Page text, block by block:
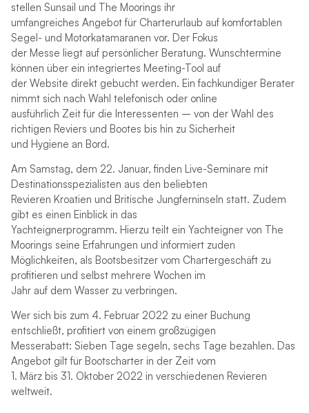
stellen Sunsail und The Moorings ihr
umfangreiches Angebot für Charterurlaub auf komfortablen
Segel- und Motorkatamaranen vor. Der Fokus
der Messe liegt auf persönlicher Beratung. Wunschtermine
können über ein integriertes Meeting-Tool auf
der Website direkt gebucht werden. Ein fachkundiger Berater
nimmt sich nach Wahl telefonisch oder online
ausführlich Zeit für die Interessenten – von der Wahl des
richtigen Reviers und Bootes bis hin zu Sicherheit
und Hygiene an Bord.
Am Samstag, dem 22. Januar, finden Live-Seminare mit
Destinationsspezialisten aus den beliebten
Revieren Kroatien und Britische Jungferninseln statt. Zudem
gibt es einen Einblick in das
Yachteignerprogramm. Hierzu teilt ein Yachteigner von The
Moorings seine Erfahrungen und informiert zuden
Möglichkeiten, als Bootsbesitzer vom Chartergeschäft zu
profitieren und selbst mehrere Wochen im
Jahr auf dem Wasser zu verbringen.
Wer sich bis zum 4. Februar 2022 zu einer Buchung
entschließt, profitiert von einem großzügigen
Messerabatt: Sieben Tage segeln, sechs Tage bezahlen. Das
Angebot gilt für Bootscharter in der Zeit vom
1. März bis 31. Oktober 2022 in verschiedenen Revieren
weltweit.